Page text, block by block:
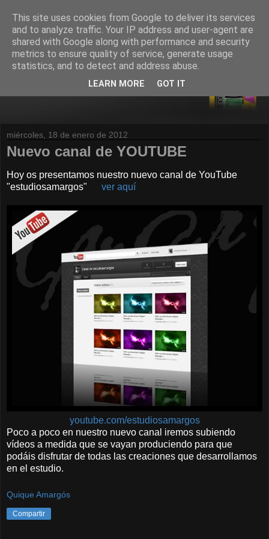
miércoles, 18 de enero de 2012
Nuevo canal de YOUTUBE
Hoy os presentamos nuestro nuevo canal de YouTube
"estudiosamargos" ver aquí
youtube.com/estudiosamargos
Poco a poco en nuestro nuevo canal iremos subiendo
vídeos a medida que se vayan produciendo para que
podáis disfrutar de todas las creaciones que desarrollamos
en el estudio.
Quique Amargós
Compartir
This site uses cookies from Google to deliver its services
and to analyze traffic. Your IP address and user-agent are
shared with Google along with performance and security
metrics to ensure quality of service, generate usage
statistics, and to detect and address abuse.
LEARN MORE GOT IT